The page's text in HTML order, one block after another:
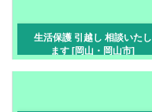
生活保護 引越し 相談いたし
ます [岡山・岡山市]